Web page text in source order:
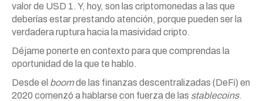
valor de USD 1. Y, hoy, son las criptomonedas a las que
deberías estar prestando atención, porque pueden ser la
verdadera ruptura hacia la masividad cripto.
Déjame ponerte en contexto para que comprendas la
oportunidad de la que te hablo.
Desde el boomde las finanzas descentralizadas (DeFi) en
2020 comenzó a hablarse con fuerza de las stablecoins.